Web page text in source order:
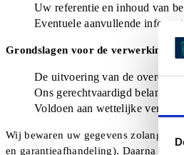
Uw referentie en inhoud van
Eventuele aanvullende
Grondslagen voor de verwerking:
De uitvoering van de
Ons gerechtvaardigd belang bij
Voldoen aan wettelijke
Wij bewaren uw gegevens zolang u
en garantieafhandeling). Daarna